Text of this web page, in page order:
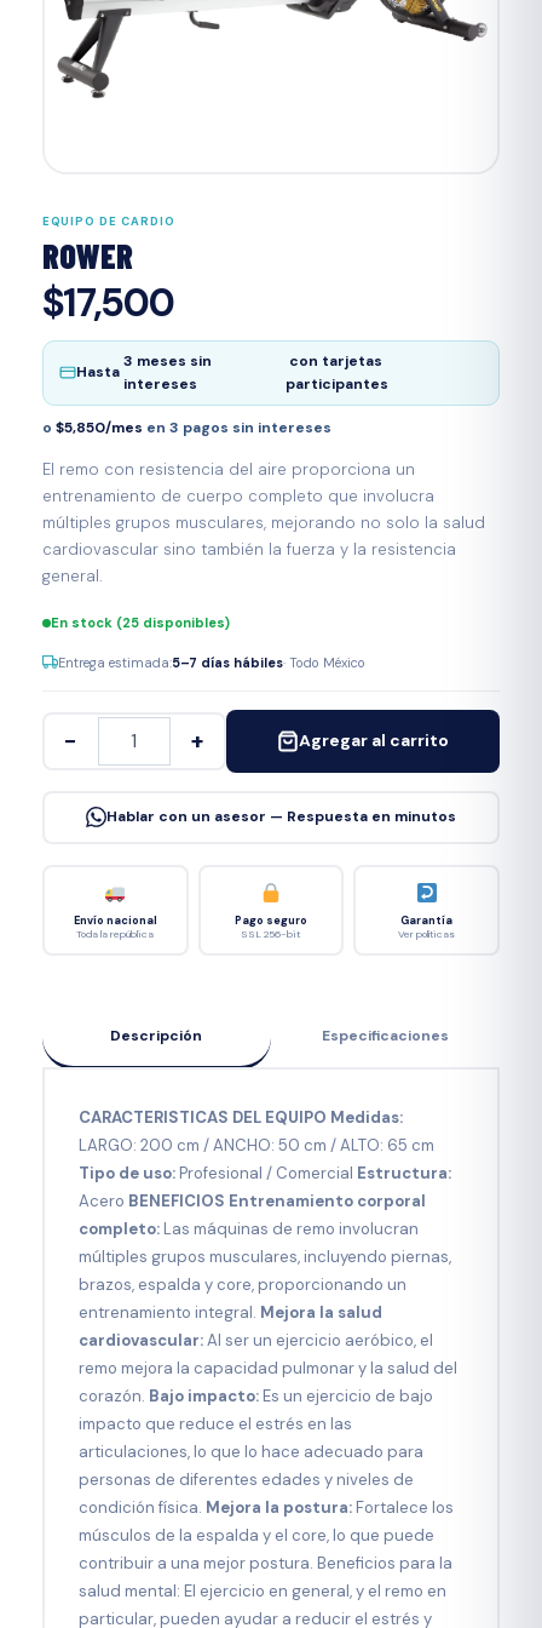
EQUIPO DE CARDIO
ROWER
$17,500
Hasta
3 meses sin
intereses
con tarjetas
participantes
o $5,850/mes en 3 pagos sin intereses
El remo con resistencia del aire proporciona un
entrenamiento de cuerpo completo que involucra
múltiples grupos musculares, mejorando no solo la salud
cardiovascular sino también la fuerza y la resistencia
general.
En stock (25 disponibles)
Entrega estimada:5–7 días hábiles· Todo México
− + Agregar al carrito
Hablar con un asesor — Respuesta en minutos
Envío nacional
Toda la república
Pago seguro
SSL 256-bit
Garantía
Ver políticas
Descripción Especificaciones
CARACTERISTICAS DEL EQUIPO Medidas:
LARGO: 200 cm / ANCHO: 50 cm / ALTO: 65 cm
Tipo de uso:Profesional / Comercial Estructura:
Acero BENEFICIOS Entrenamiento corporal
completo: Las máquinas de remo involucran
múltiples grupos musculares, incluyendo piernas,
brazos, espalda y core, proporcionando un
entrenamiento integral. Mejora la salud
cardiovascular:Al ser un ejercicio aeróbico, el
remo mejora la capacidad pulmonar y la salud del
corazón. Bajo impacto:Es un ejercicio de bajo
impacto que reduce el estrés en las
articulaciones, lo que lo hace adecuado para
personas de diferentes edades y niveles de
condición física. Mejora la postura:Fortalece los
músculos de la espalda y el core, lo que puede
contribuir a una mejor postura. Beneficios para la
salud mental: El ejercicio en general, y el remo en
particular, pueden ayudar a reducir el estrés y